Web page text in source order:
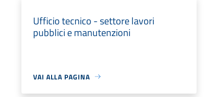
Ufficio tecnico - settore lavori
pubblici e manutenzioni
VAI ALLA PAGINA